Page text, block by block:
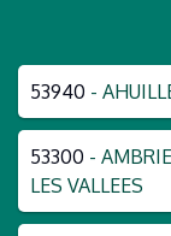
53940 -
53300 -
LES VALLEES